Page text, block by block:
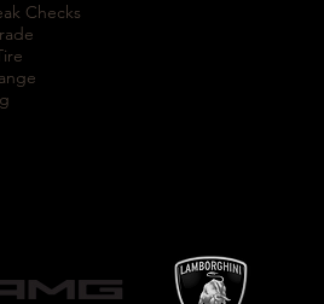
Checks